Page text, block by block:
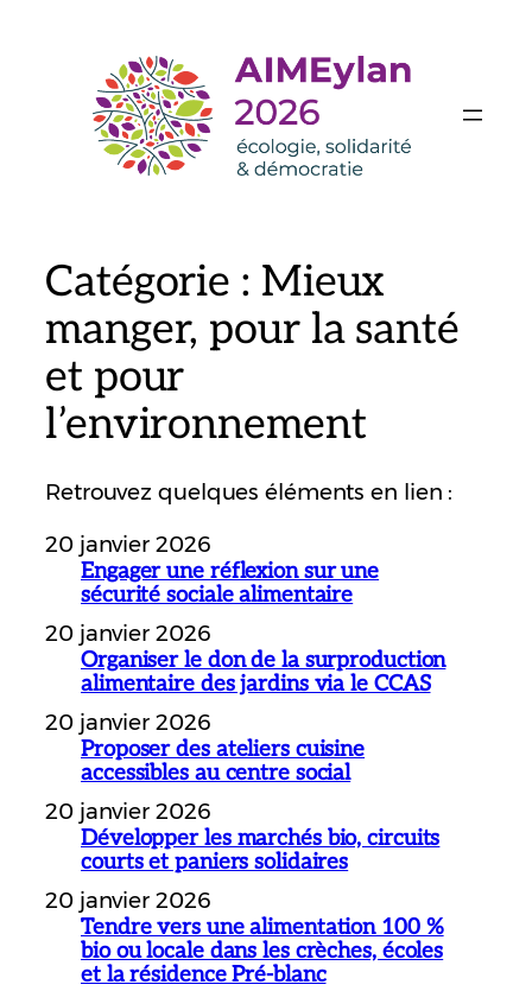
Catégorie : Mieux
manger, pour la santé
et pour
l’environnement
Retrouvez quelques éléments en lien :
20 janvier 2026
Engager une réflexion sur une
sécurité sociale alimentaire
20 janvier 2026
Organiser le don de la surproduction
alimentaire des jardins via le CCAS
20 janvier 2026
Proposer des ateliers cuisine
accessibles au centre social
20 janvier 2026
Développer les marchés bio, circuits
courts et paniers solidaires
20 janvier 2026
Tendre vers une alimentation 100 %
bio ou locale dans les crèches, écoles
et la résidence Pré-blanc